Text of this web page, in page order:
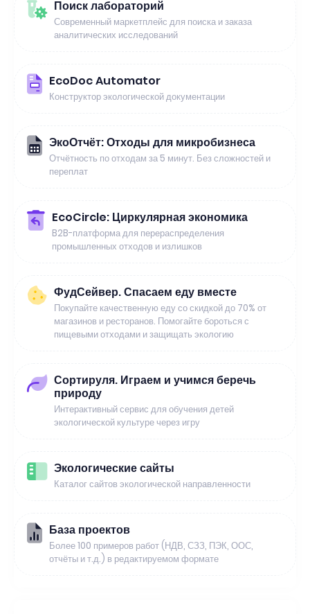
Поиск лабораторий
Современный маркетплейс для поиска и заказа
аналитических исследований
EcoDoc Automator
Конструктор экологической документации
ЭкоОтчёт: Отходы для микробизнеса
Отчётность по отходам за 5 минут. Без сложностей и
переплат
EcoCircle: Циркулярная экономика
B2B-платформа для перераспределения
промышленных отходов и излишков
ФудСейвер. Спасаем еду вместе
Покупайте качественную еду со скидкой до 70% от
магазинов и ресторанов. Помогайте бороться с
пищевыми отходами и защищать экологию
Сортируля. Играем и учимся беречь
природу
Интерактивный сервис для обучения детей
экологической культуре через игру
Экологические сайты
Каталог сайтов экологической направленности
База проектов
Более 100 примеров работ (НДВ, СЗЗ, ПЭК, ООС,
отчёты и т.д.) в редактируемом формате